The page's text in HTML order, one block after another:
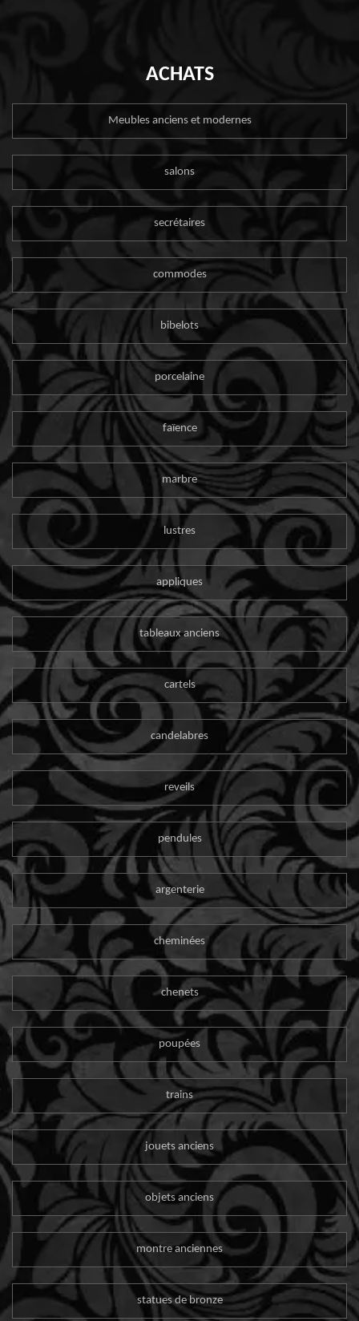
ACHATS
Meubles anciens et modernes
salons
secrétaires
commodes
bibelots
porcelaine
faïence
marbre
lustres
appliques
tableaux anciens
cartels
candelabres
reveils
pendules
argenterie
cheminées
chenets
poupées
trains
jouets anciens
objets anciens
montre anciennes
statues de bronze